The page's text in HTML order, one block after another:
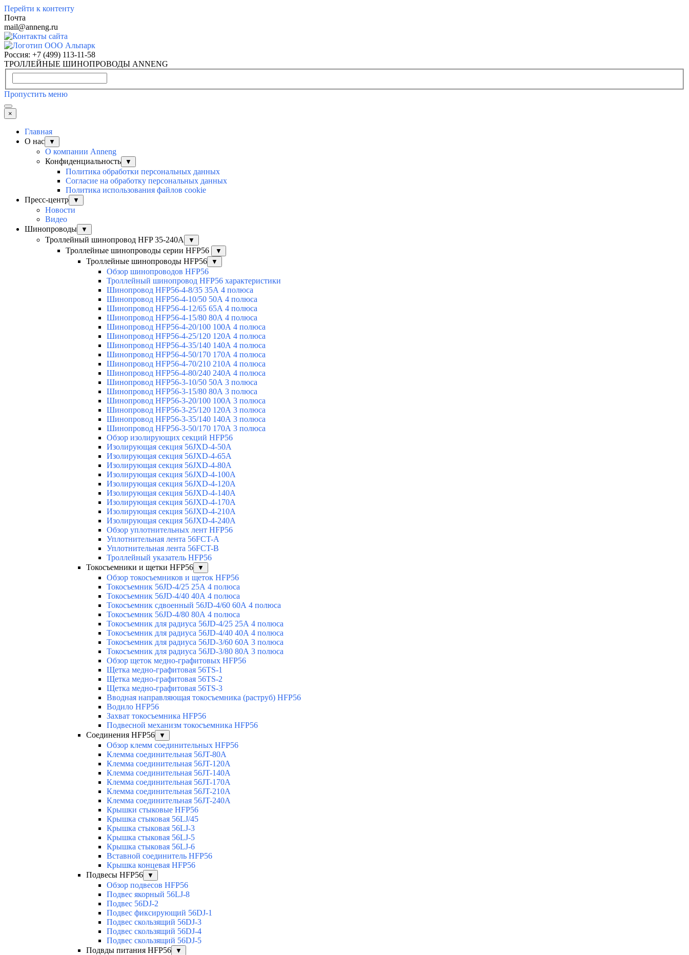
Перейти к контенту
Почта
mail@anneng.ru
Россия: +7 (499) 113-11-58
ТРОЛЛЕЙНЫЕ ШИНОПРОВОДЫ ANNENG
Пропустить меню
×
Главная
О нас
▼
О компании Anneng
Конфиденциальность
▼
Политика обработки персональных данных
Согласие на обработку персональных данных
Политика использования файлов cookie
Пресс-центр
▼
Новости
Видео
Шинопроводы
▼
Троллейный шинопровод HFP 35-240А ▼
Троллейные шинопроводы серии HFP56 ▼
Троллейные шинопроводы HFP56 ▼
Обзор шинопроводов HFP56
Троллейный шинопровод HFP56 характеристики
Шинопровод HFP56-4-8/35 35А 4 полюса
Шинопровод HFP56-4-10/50 50А 4 полюса
Шинопровод HFP56-4-12/65 65А 4 полюса
Шинопровод HFP56-4-15/80 80А 4 полюса
Шинопровод HFP56-4-20/100 100А 4 полюса
Шинопровод HFP56-4-25/120 120А 4 полюса
Шинопровод HFP56-4-35/140 140А 4 полюса
Шинопровод HFP56-4-50/170 170А 4 полюса
Шинопровод HFP56-4-70/210 210А 4 полюса
Шинопровод HFP56-4-80/240 240А 4 полюса
Шинопровод HFP56-3-10/50 50А 3 полюса
Шинопровод HFP56-3-15/80 80А 3 полюса
Шинопровод HFP56-3-20/100 100А 3 полюса
Шинопровод HFP56-3-25/120 120А 3 полюса
Шинопровод HFP56-3-35/140 140А 3 полюса
Шинопровод HFP56-3-50/170 170А 3 полюса
Обзор изолирующих секций HFP56
Изолирующая секция 56JXD-4-50A
Изолирующая секция 56JXD-4-65A
Изолирующая секция 56JXD-4-80A
Изолирующая секция 56JXD-4-100A
Изолирующая секция 56JXD-4-120A
Изолирующая секция 56JXD-4-140A
Изолирующая секция 56JXD-4-170A
Изолирующая секция 56JXD-4-210A
Изолирующая секция 56JXD-4-240A
Обзор уплотнительных лент HFP56
Уплотнительная лента 56FCT-A
Уплотнительная лента 56FCT-B
Троллейный указатель HFP56
Токосъемники и щетки HFP56
▼
Обзор токосъемников и щеток HFP56
Токосъемник 56JD-4/25 25А 4 полюса
Токосъемник 56JD-4/40 40А 4 полюса
Токосъемник сдвоенный 56JD-4/60 60А 4 полюса
Токосъемник 56JD-4/80 80А 4 полюса
Токосъемник для радиуса 56JD-4/25 25А 4 полюса
Токосъемник для радиуса 56JD-4/40 40А 4 полюса
Токосъемник для радиуса 56JD-3/60 60А 3 полюса
Токосъемник для радиуса 56JD-3/80 80А 3 полюса
Обзор щеток медно-графитовых HFP56
Щетка медно-графитовая 56TS-1
Щетка медно-графитовая 56TS-2
Щетка медно-графитовая 56TS-3
Вводная направляющая токосъемника (раструб) HFP56
Водило HFP56
Захват токосъемника HFP56
Подвесной механизм токосъемника HFP56
Соединения HFP56
▼
Обзор клемм соединительных HFP56
Клемма соединительная 56JT-80A
Клемма соединительная 56JT-120A
Клемма соединительная 56JT-140A
Клемма соединительная 56JT-170A
Клемма соединительная 56JT-210A
Клемма соединительная 56JT-240A
Крышки стыковые HFP56
Крышка стыковая 56LJ/45
Крышка стыковая 56LJ-3
Крышка стыковая 56LJ-5
Крышка стыковая 56LJ-6
Вставной соединитель HFP56
Крышка концевая HFP56
Подвесы HFP56
▼
Обзор подвесов HFP56
Подвес якорный 56LJ-8
Подвес 56DJ-2
Подвес фиксирующий 56DJ-1
Подвес скользящий 56DJ-3
Подвес скользящий 56DJ-4
Подвес скользящий 56DJ-5
Подвды питания HFP56
▼